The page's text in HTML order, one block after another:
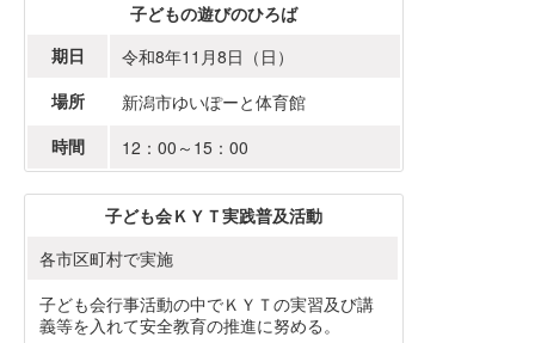
子どもの遊びのひろば
期日
令和8年11月8日（日）
場所
新潟市ゆいぽーと体育館
時間
12：00～15：00
子ども会ＫＹＴ実践普及活動
各市区町村で実施
子ども会行事活動の中でＫＹＴの実習及び講
義等を入れて安全教育の推進に努める。